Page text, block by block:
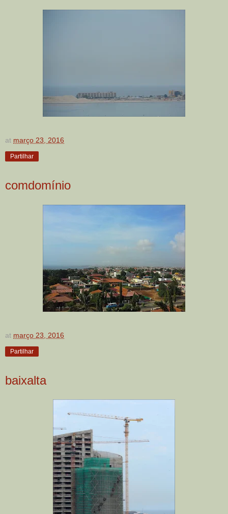
at março 23, 2016
Partilhar
comdomínio
at março 23, 2016
Partilhar
baixalta